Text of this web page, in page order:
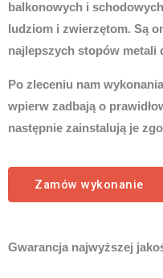
balkonowych i
ludziom i zwierzętom. Są
najlepszych stopów metali
Po zleceniu nam
wpierw zadbają o
następnie zainstalują je
Zamów wykonanie
Gwarancja najwyższej